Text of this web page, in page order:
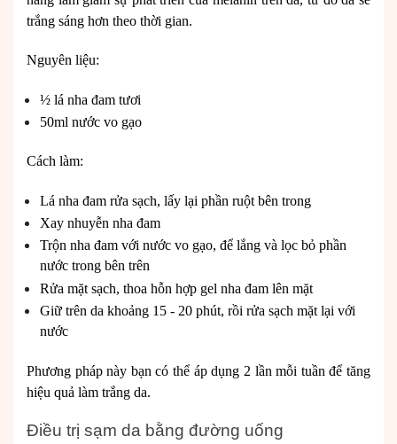
trắng sáng hơn theo thời gian.
Nguyên liệu:
½ lá nha đam tươi
50ml nước vo gạo
Cách làm:
Lá nha đam rửa sạch, lấy lại phần ruột bên trong
Xay nhuyễn nha đam
Trộn nha đam với nước vo gạo, để lắng và lọc bỏ phần
nước trong bên trên
Rửa mặt sạch, thoa hỗn hợp gel nha đam lên mặt
Giữ trên da khoảng 15 - 20 phút, rồi rửa sạch mặt lại với
nước
Phương pháp này bạn có thể áp dụng 2 lần mỗi tuần để tăng
hiệu quả làm trắng da.
Điều trị sạm da bằng đường uống